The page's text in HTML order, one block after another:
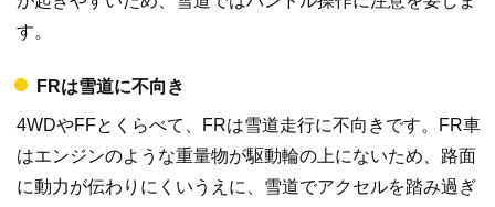
す。
FRは雪道に不向き
4WDやFFとくらべて、FRは雪道走行に不向きです。FR車
はエンジンのような重量物が駆動輪の上にないため、路面
に動力が伝わりにくいうえに、雪道でアクセルを踏み過ぎ